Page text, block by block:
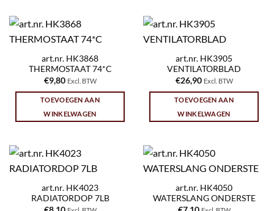
art.nr. HK3868
THERMOSTAAT 74*C
€9,80 Excl. BTW
TOEVOEGEN AAN
WINKELWAGEN
art.nr. HK3905
VENTILATORBLAD
€26,90 Excl. BTW
TOEVOEGEN AAN
WINKELWAGEN
art.nr. HK4023
RADIATORDOP 7LB
art.nr. HK4050
WATERSLANG ONDERSTE